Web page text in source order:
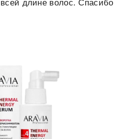
длине волос. Спасибо